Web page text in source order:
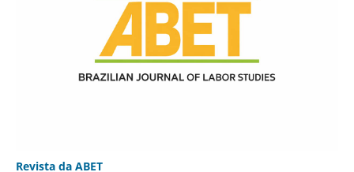
Revista da ABET